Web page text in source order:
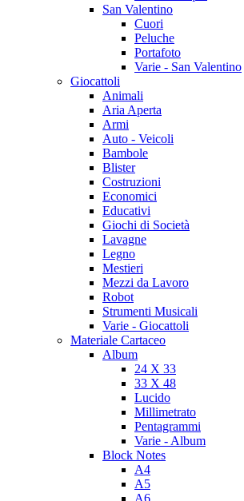
San Valentino
Cuori
Peluche
Portafoto
Varie - San Valentino
Giocattoli
Animali
Aria Aperta
Armi
Auto - Veicoli
Bambole
Blister
Costruzioni
Economici
Educativi
Giochi di Società
Lavagne
Legno
Mestieri
Mezzi da Lavoro
Robot
Strumenti Musicali
Varie - Giocattoli
Materiale Cartaceo
Album
24 X 33
33 X 48
Lucido
Millimetrato
Pentagrammi
Varie - Album
Block Notes
A4
A5
A6